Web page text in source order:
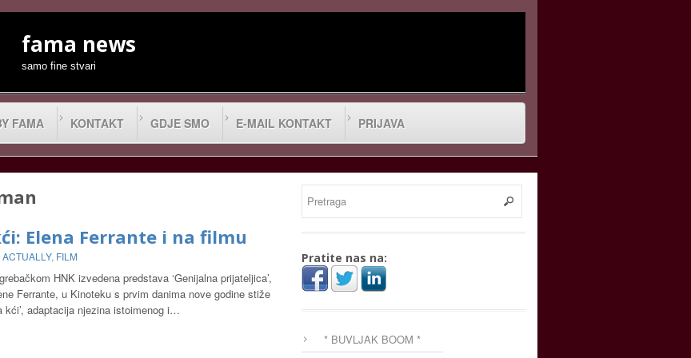
fama news
samo fine stvari
FAMA KONTAKT GDJE SMO E-MAIL KONTAKT PRIJAVA
Elena Ferrante i na filmu
ACTUALLY, FILM
HNK izvedena predstava ‘Genijalna prijateljica’,
Ferrante, u Kinoteku s prvim danima nove godine stiže
kći’, adaptacija njezina istoimenog i…
Pratite nas na:
* BUVLJAK BOOM *